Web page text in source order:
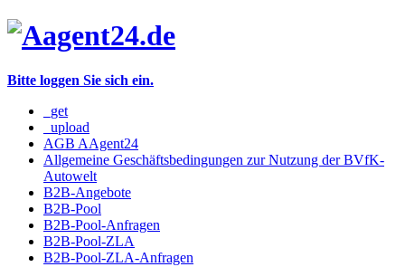
Bitte loggen Sie sich ein.
_get
_upload
AGB AAgent24
Allgemeine Geschäftsbedingungen zur Nutzung der BVfK-
Autowelt
B2B-Angebote
B2B-Pool
B2B-Pool-Anfragen
B2B-Pool-ZLA
B2B-Pool-ZLA-Anfragen